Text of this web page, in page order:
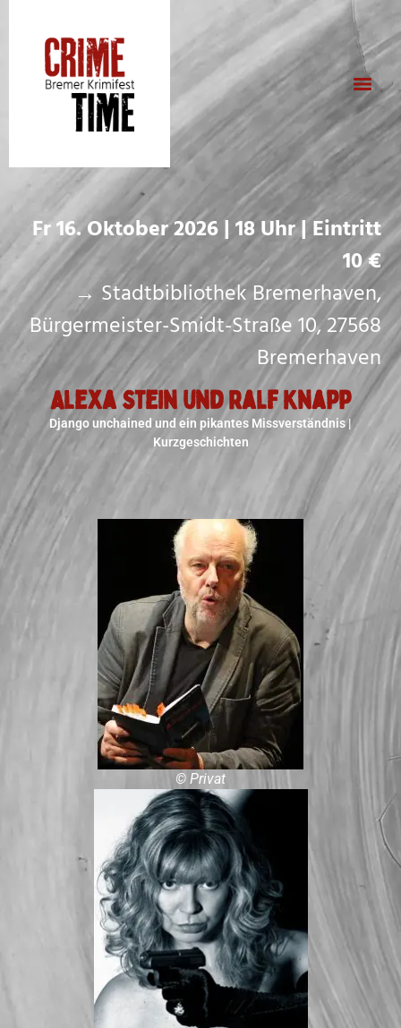
Fr 16. Oktober 2026 | 18 Uhr | Eintritt
10 €
→ Stadtbibliothek Bremerhaven,
Bürgermeister-Smidt-Straße 10, 27568
Bremerhaven
Alexa Stein und Ralf Knapp
Django unchained und ein pikantes Missverständnis |
Kurzgeschichten
© Privat